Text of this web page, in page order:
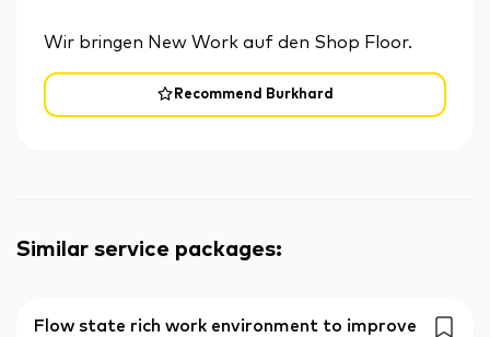
Recommend Burkhard
Wir bringen New Work auf den Shop Floor.
Similar service packages:
Flow state rich work environment to improve